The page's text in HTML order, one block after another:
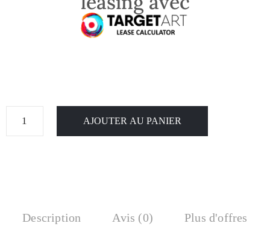
AJOUTER AU PANIER
Description Avis (0) Plus d'offres